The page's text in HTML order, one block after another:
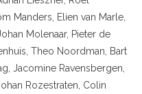
Manders, Elien van Marle,
Molenaar, Pieter de
Theo Noordman, Bart
Jacomine Ravensbergen,
Rozestraten, Colin